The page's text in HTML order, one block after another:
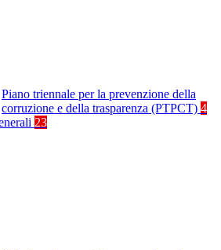
Piano triennale per la prevenzione della
corruzione e della trasparenza (PTPCT) 4
23